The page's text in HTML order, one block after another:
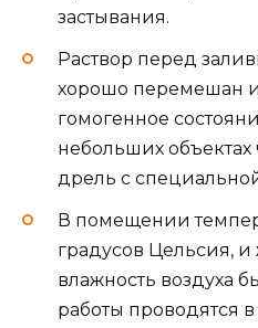
застывания.
Раствор перед
хорошо перемешан
гомогенное
небольших объектах
дрель с
В помещении
градусов Цельсия, и
влажность воздуха
работы проводятся